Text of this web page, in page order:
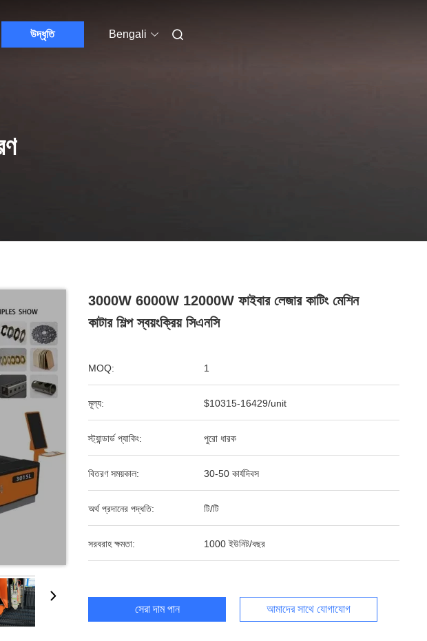
উদ্ধৃতি Bengali
3000W 6000W 12000W ফাইবার লেজার কাটিং মেশিন
কাটার শিল্প স্বয়ংক্রিয় সিএনসি
MOQ: 1
মূল্য: $10315-16429/unit
স্ট্যান্ডার্ড প্যাকিং: পুরো ধারক
বিতরণ সময়কাল: 30-50 কার্যদিবস
অর্থ প্রদানের পদ্ধতি: টি/টি
সরবরাহ ক্ষমতা: 1000 ইউনিট/বছর
সেরা দাম পান আমাদের সাথে যোগাযোগ